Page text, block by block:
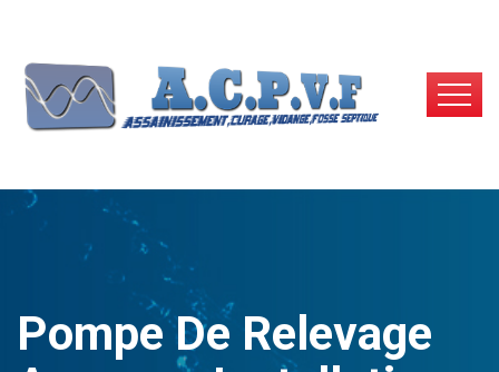
Pompe De Relevage